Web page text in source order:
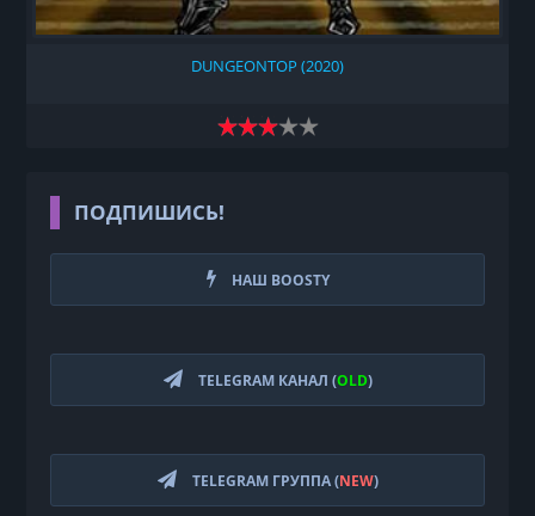
DUNGEONTOP (2020)
ПОДПИШИСЬ!
НАШ BOOSTY
TELEGRAM КАНАЛ (OLD)
TELEGRAM ГРУППА (NEW)